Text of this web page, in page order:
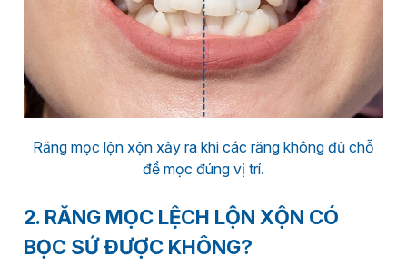
Răng mọc lộn xộn xảy ra khi các răng không đủ chỗ
để mọc đúng vị trí.
2. RĂNG MỌC LỆCH LỘN XỘN CÓ
BỌC SỨ ĐƯỢC KHÔNG?